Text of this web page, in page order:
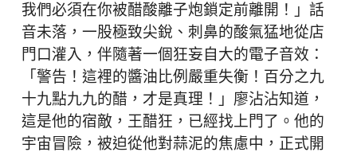
我們必須在你被醋酸離子炮鎖定前離開！」話
音未落，一股極致尖銳、刺鼻的酸氣猛地從店
門口灌入，伴隨著一個狂妄自大的電子音效：
「警告！這裡的醬油比例嚴重失衡！百分之九
十九點九九的醋，才是真理！」廖沾沾知道，
這是他的宿敵，王醋狂，已經找上門了。他的
宇宙冒險，被迫從他對蒜泥的焦慮中，正式開